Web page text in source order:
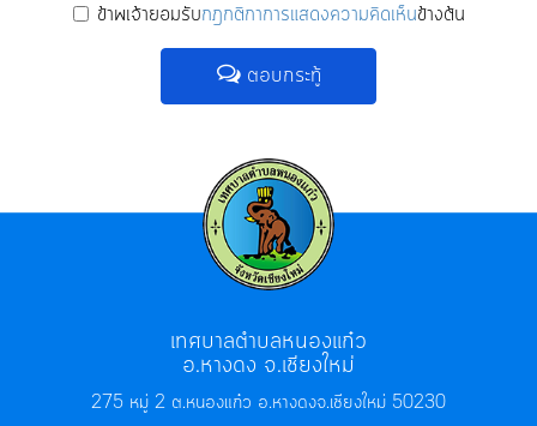
ข้าพเจ้ายอมรับกฎกติกาการแสดงความคิดเห็นข้างต้น
ตอบกระทู้
275 หมู่ 2 ต.หนองแก๋ว อ.หางดงจ.เชียงใหม่ 50230
เทศบาลตำบลหนองแก๋ว
อ.หางดง จ.เชียงใหม่